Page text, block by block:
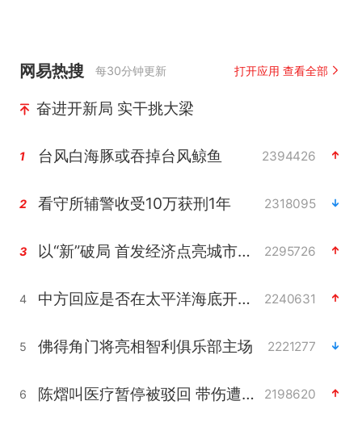
网易热搜 每30分钟更新 打开应用 查看全部
奋进开新局 实干挑大梁
1 台风白海豚或吞掉台风鲸鱼 2394426
2 看守所辅警收受10万获刑1年 2318095
3 以“新”破局 首发经济点亮城市消费活力 2295726
4 中方回应是否在太平洋海底开采稀土 2240631
5 佛得角门将亮相智利俱乐部主场 2221277
6 陈熠叫医疗暂停被驳回 带伤遭逆转 2198620